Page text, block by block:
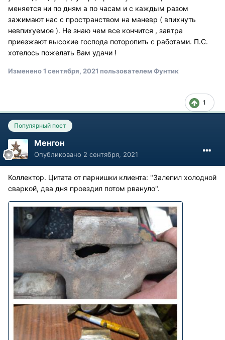
меняется ни по дням а по часам и с каждым разом
зажимают нас с пространством на маневр ( впихнуть
невпихуемое ). Не знаю чем все кончится , завтра
приезжают высокие господа поторопить с работами. П.С.
хотелось пожелать Вам удачи !
Изменено1 сентября, 2021 пользователем Фунтик
1
Популярный пост
Менгон
Опубликовано 2 сентября, 2021
Коллектор. Цитата от парнишки клиента: "Залепил холодной
сваркой, два дня проездил потом рвануло".